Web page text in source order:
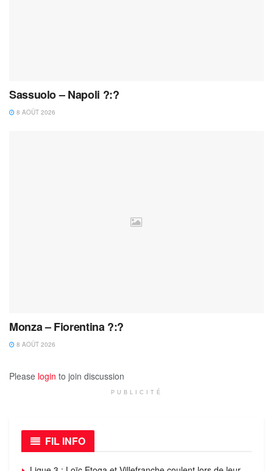
Sassuolo – Napoli ?:?
8 AOÛT 2026
Monza – Fiorentina ?:?
8 AOÛT 2026
Please login to join discussion
PUBLICITÉ
FIL INFO